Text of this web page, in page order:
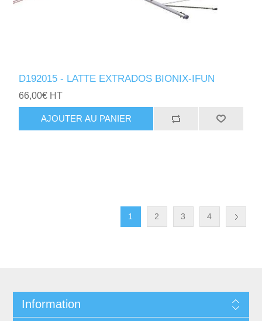
D192015 - LATTE EXTRADOS BIONIX-IFUN
66,00€ HT
AJOUTER AU PANIER
1 2 3 4
Information